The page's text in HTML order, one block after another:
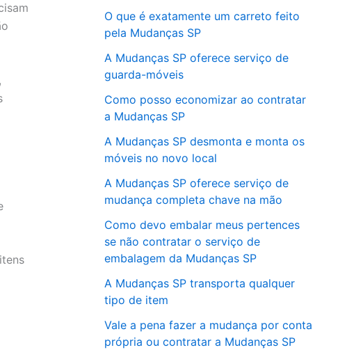
O que é exatamente um carreto feito
pela Mudanças SP
A Mudanças SP oferece serviço de
guarda-móveis
Como posso economizar ao contratar
a Mudanças SP
A Mudanças SP desmonta e monta os
móveis no novo local
A Mudanças SP oferece serviço de
mudança completa chave na mão
Como devo embalar meus pertences
se não contratar o serviço de
embalagem da Mudanças SP
A Mudanças SP transporta qualquer
tipo de item
Vale a pena fazer a mudança por conta
própria ou contratar a Mudanças SP